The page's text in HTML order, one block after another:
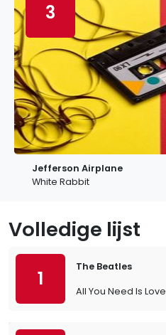
3
Jefferson Airplane
White Rabbit
Volledige lijst
1
The Beatles
All You Need Is Love